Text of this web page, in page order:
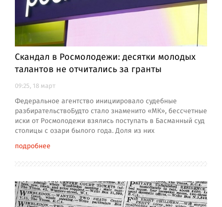
Скандал в Росмолодежи: десятки молодых
талантов не отчитались за гранты
09:25, 18 март
Федеральное агентство инициировало судебные
разбирательствоБудто стало знаменито «МК», бессчетные
иски от Росмолодежи взялись поступать в Басманный суд
столицы с озари былого года. Доля из них
подробнее